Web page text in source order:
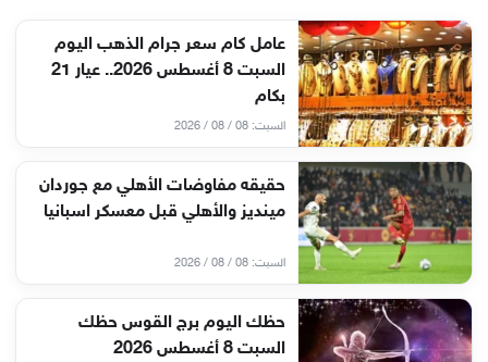
عامل كام سعر جرام الذهب اليوم
السبت 8 أغسطس 2026.. عيار 21
بكام
السبت: 08 / 08 / 2026
حقيقه مفاوضات الأهلي مع جوردان
مينديز والأهلي قبل معسكر اسبانيا
السبت: 08 / 08 / 2026
حظك اليوم برج القوس حظك
السبت 8 أغسطس 2026